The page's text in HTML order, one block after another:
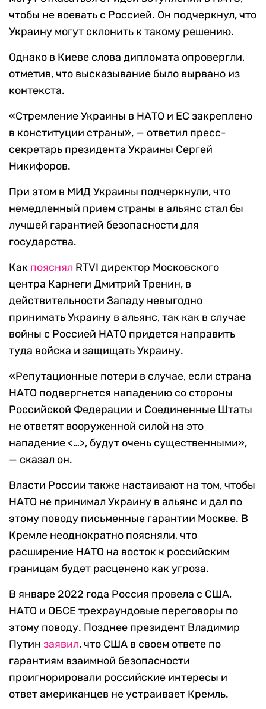
чтобы не воевать с Россией. Он подчеркнул, что
Украину могут склонить к такому решению.
Однако в Киеве слова дипломата опровергли,
отметив, что высказывание было вырвано из
контекста.
«Стремление Украины в НАТО и ЕС закреплено
в конституции страны», — ответил пресс-
секретарь президента Украины Сергей
Никифоров.
При этом в МИД Украины подчеркнули, что
немедленный прием страны в альянс стал бы
лучшей гарантией безопасности для
государства.
Как пояснял RTVI директор Московского
центра Карнеги Дмитрий Тренин, в
действительности Западу невыгодно
принимать Украину в альянс, так как в случае
войны с Россией НАТО придется направить
туда войска и защищать Украину.
«Репутационные потери в случае, если страна
НАТО подвергнется нападению со стороны
Российской Федерации и Соединенные Штаты
не ответят вооруженной силой на это
нападение <…>, будут очень существенными»,
— сказал он.
Власти России также настаивают на том, чтобы
НАТО не принимал Украину в альянс и дал по
этому поводу письменные гарантии Москве. В
Кремле неоднократно поясняли, что
расширение НАТО на восток к российским
границам будет расценено как угроза.
В январе 2022 года Россия провела с США,
НАТО и ОБСЕ трехраундовые переговоры по
этому поводу. Позднее президент Владимир
Путин заявил, что США в своем ответе по
гарантиям взаимной безопасности
проигнорировали российские интересы и
ответ американцев не устраивает Кремль.